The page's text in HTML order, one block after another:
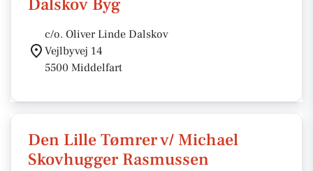
Dalskov Byg
c/o. Oliver Linde Dalskov
Vejlbyvej 14
5500 Middelfart
Den Lille Tømrer v/ Michael
Skovhugger Rasmussen